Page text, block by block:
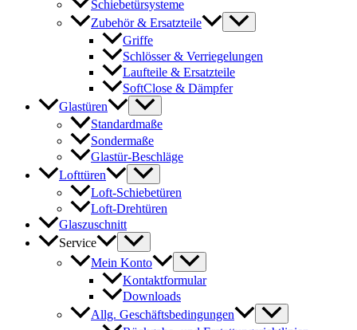
Schiebetürsysteme
Zubehör & Ersatzteile
Griffe
Schlösser & Verriegelungen
Laufteile & Ersatzteile
SoftClose & Dämpfer
Glastüren
Standardmaße
Sondermaße
Glastür-Beschläge
Lofttüren
Loft-Schiebetüren
Loft-Drehtüren
Glaszuschnitt
Service
Mein Konto
Kontaktformular
Downloads
Allg. Geschäftsbedingungen